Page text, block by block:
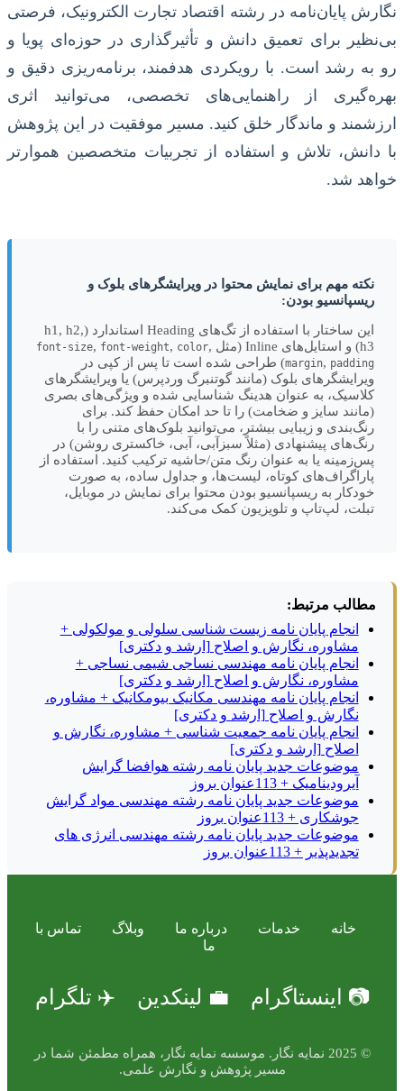
نگارش پایان‌نامه در رشته اقتصاد تجارت الکترونیک، فرصتی
بی‌نظیر برای تعمیق دانش و تأثیرگذاری در حوزه‌ای پویا و
رو به رشد است. با رویکردی هدفمند، برنامه‌ریزی دقیق و
بهره‌گیری از راهنمایی‌های تخصصی، می‌توانید اثری
ارزشمند و ماندگار خلق کنید. مسیر موفقیت در این پژوهش
با دانش، تلاش و استفاده از تجربیات متخصصین هموارتر
خواهد شد.
نکته مهم برای نمایش محتوا در ویرایشگرهای بلوک و
ریسپانسیو بودن:
این ساختار با استفاده از تگ‌های Heading استاندارد (h1, h2,
h3) و استایل‌های Inline (مثل
font-size, font-weight, color,
margin, padding
) طراحی شده است تا پس از کپی در
ویرایشگرهای بلوک (مانند گوتنبرگ وردپرس) یا ویرایشگرهای
کلاسیک، به عنوان هدینگ شناسایی شده و ویژگی‌های بصری
(مانند سایز و ضخامت) را تا حد امکان حفظ کند. برای
رنگ‌بندی و زیبایی بیشتر، می‌توانید بلوک‌های متنی را با
رنگ‌های پیشنهادی (مثلاً سبزآبی، آبی، خاکستری روشن) در
پس‌زمینه یا به عنوان رنگ متن/حاشیه ترکیب کنید. استفاده از
پاراگراف‌های کوتاه، لیست‌ها، و جداول ساده، به صورت
خودکار به ریسپانسیو بودن محتوا برای نمایش در موبایل،
تبلت، لپ‌تاپ و تلویزیون کمک می‌کند.
مطالب مرتبط:
انجام پایان نامه زیست شناسی سلولی و مولکولی +
مشاوره، نگارش و اصلاح [ارشد و دکتری]
انجام پایان نامه مهندسی نساجی شیمی نساجی +
مشاوره، نگارش و اصلاح [ارشد و دکتری]
انجام پایان نامه مهندسی مکانیک بیومکانیک + مشاوره،
نگارش و اصلاح [ارشد و دکتری]
انجام پایان نامه جمعیت شناسی + مشاوره، نگارش و
اصلاح [ارشد و دکتری]
موضوعات جدید پایان نامه رشته هوافضا گرایش
آیرودینامیک + 113عنوان بروز
موضوعات جدید پایان نامه رشته مهندسی مواد گرایش
جوشکاری + 113عنوان بروز
موضوعات جدید پایان نامه رشته مهندسی انرژی های
تجدیدپذیر + 113عنوان بروز
خانه خدمات درباره ما وبلاگ
تماس با
ما
📷 اینستاگرام 💼 لینکدین ✈️ تلگرام
© 2025 نمایه نگار. موسسه نمایه نگار، همراه مطمئن شما در
مسیر پژوهش و نگارش علمی.